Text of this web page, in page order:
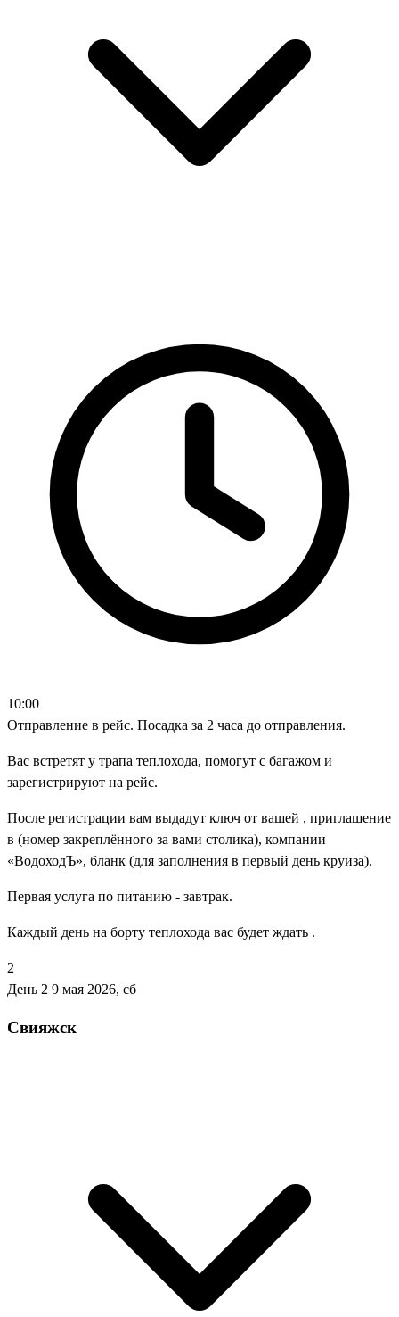
10:00
Отправление в рейс. Посадка за 2 часа до отправления.
Вас встретят у трапа теплохода, помогут с багажом и
зарегистрируют на рейс.
После регистрации вам выдадут ключ от вашей , приглашение
в (номер закреплённого за вами столика), компании
«ВодоходЪ», бланк (для заполнения в первый день круиза).
Первая услуга по питанию - завтрак.
Каждый день на борту теплохода вас будет ждать .
2
День 2 9 мая 2026, сб
Свияжск